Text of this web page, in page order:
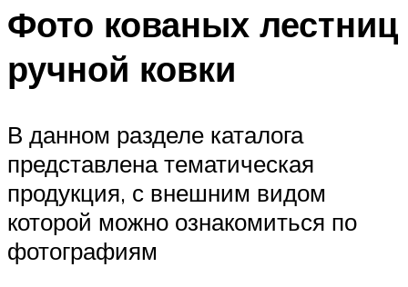
Фото кованых лестниц
ручной ковки
В данном разделе каталога
представлена тематическая
продукция, с внешним видом
которой можно ознакомиться по
фотографиям